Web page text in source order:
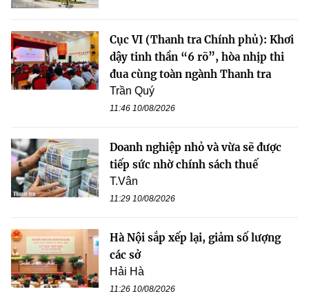
Cục VI (Thanh tra Chính phủ): Khơi
dậy tinh thần “6 rõ”, hòa nhịp thi
đua cùng toàn ngành Thanh tra
Trần Quý
11:46 10/08/2026
Doanh nghiệp nhỏ và vừa sẽ được
tiếp sức nhờ chính sách thuế
T.Vân
11:29 10/08/2026
Hà Nội sắp xếp lại, giảm số lượng
các sở
Hải Hà
11:26 10/08/2026